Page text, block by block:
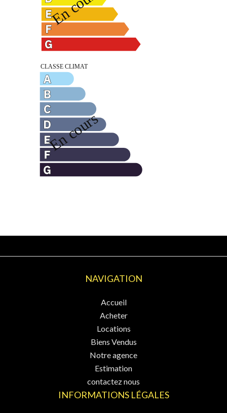
NAVIGATION
Accueil
Acheter
Locations
Biens Vendus
Notre agence
Estimation
contactez nous
INFORMATIONS LÉGALES